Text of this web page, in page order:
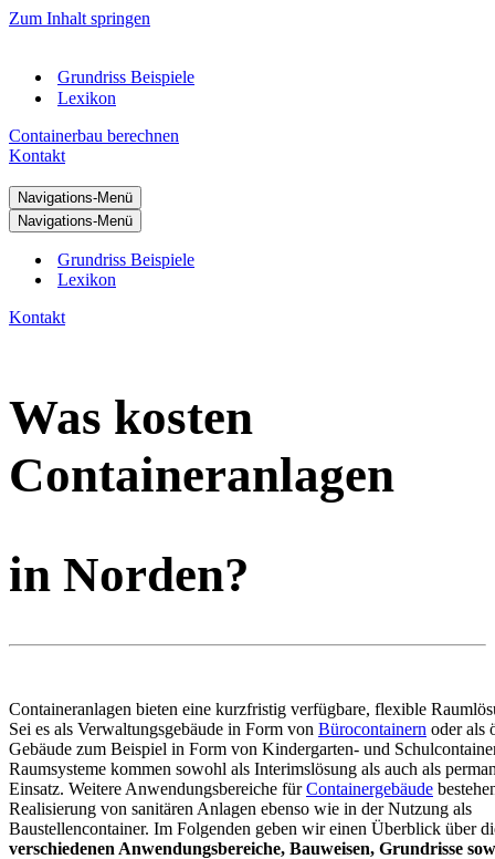
Zum Inhalt springen
Grundriss Beispiele
Lexikon
Containerbau berechnen
Kontakt
Navigations-Menü
Navigations-Menü
Grundriss Beispiele
Lexikon
Kontakt
Was kosten
Containeranlagen
in Norden?
Containeranlagen bieten eine kurzfristig verfügbare, flexible
Sei es als Verwaltungsgebäude in Form von Bürocontainern oder als
Gebäude zum Beispiel in Form von Kindergarten- und
Raumsysteme kommen sowohl als Interimslösung als auch als
Einsatz. Weitere Anwendungsbereiche fürContainergebäude
Realisierung von sanitären Anlagen ebenso wie in der Nutzung als
Baustellencontainer. Im Folgenden geben wir einen Überblick über
verschiedenen Anwendungsbereiche, Bauweisen, Grundrisse